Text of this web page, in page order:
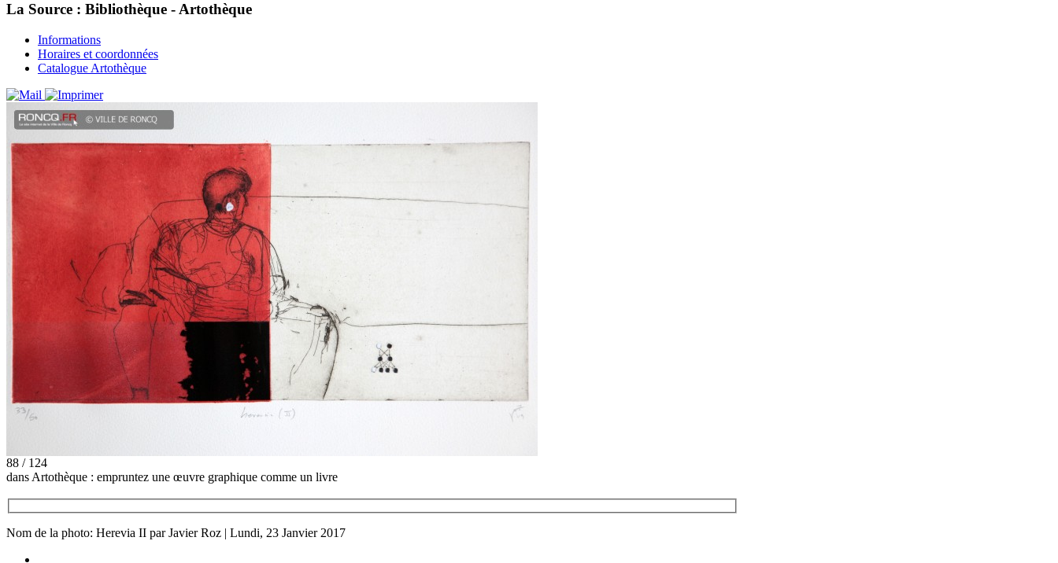
La Source : Bibliothèque - Artothèque
Informations
Horaires et coordonnées
Catalogue Artothèque
88 / 124
dans Artothèque : empruntez une œuvre graphique comme un livre
Nom de la photo: Herevia II par Javier Roz | Lundi, 23 Janvier 2017